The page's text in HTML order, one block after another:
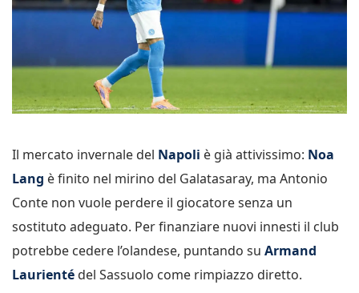
Il mercato invernale del Napoli è già attivissimo: Noa
Lang è finito nel mirino del Galatasaray, ma Antonio
Conte non vuole perdere il giocatore senza un
sostituto adeguato. Per finanziare nuovi innesti il club
potrebbe cedere l’olandese, puntando su Armand
Laurienté del Sassuolo come rimpiazzo diretto.